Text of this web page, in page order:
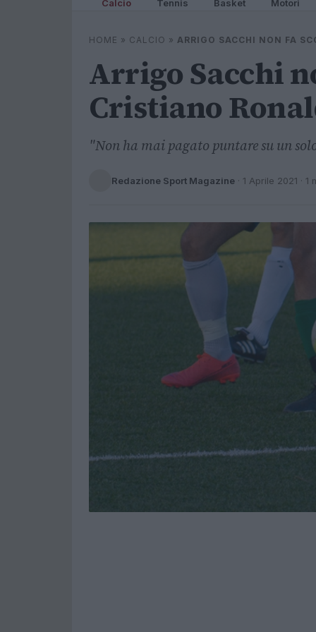
Calcio Tennis Basket Motori
HOME » CALCIO » ARRIGO SACCHI NON FA
Arrigo Sacchi
Cristiano
"Non ha mai pagato puntare su un
Redazione Sport Magazine · 1 Aprile 2021 · 1